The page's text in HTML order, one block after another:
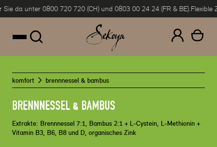
Inhalt springen
unter 0800 720 720 (CH) und 0803 00 24 24 (FR & BE).Flexible
komfort brennnessel & bambus
BRENNNESSEL & BAMBUS
Extrakte: Brennnessel 7:1, Bambus 2:1 + L-Cystein, L-Methionin +
Vitamin B3, B6, B8 und D, organisches Zink